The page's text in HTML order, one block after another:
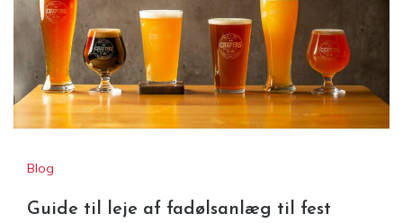
Blog
Guide til leje af fadølsanlæg til fest